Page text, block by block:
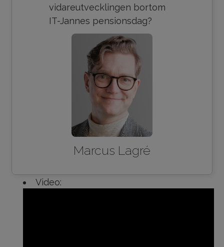
vidareutvecklingen bortom
IT-Jannes pensionsdag?
Marcus Lagré
Video: